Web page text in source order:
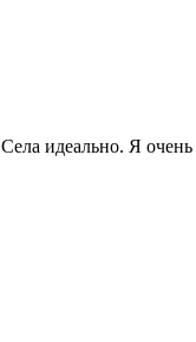
идеально. Я